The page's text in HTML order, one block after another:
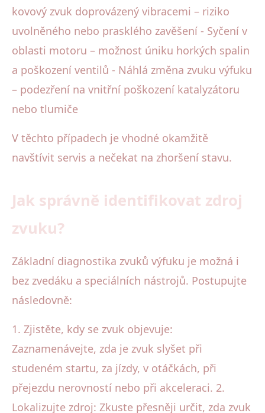
kovový zvuk doprovázený vibracemi – riziko
uvolněného nebo prasklého zavěšení - Syčení v
oblasti motoru – možnost úniku horkých spalin
a poškození ventilů - Náhlá změna zvuku výfuku
– podezření na vnitřní poškození katalyzátoru
nebo tlumiče
V těchto případech je vhodné okamžitě
navštívit servis a nečekat na zhoršení stavu.
Jak správně identifikovat zdroj
zvuku?
Základní diagnostika zvuků výfuku je možná i
bez zvedáku a speciálních nástrojů. Postupujte
následovně:
1. Zjistěte, kdy se zvuk objevuje:
Zaznamenávejte, zda je zvuk slyšet při
studeném startu, za jízdy, v otáčkách, při
přejezdu nerovností nebo při akceleraci. 2.
Lokalizujte zdroj: Zkuste přesněji určit, zda zvuk